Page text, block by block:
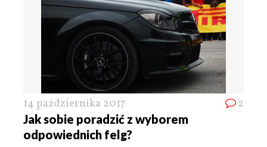
14 października 2017 2
Jak sobie poradzić z wyborem
odpowiednich felg?